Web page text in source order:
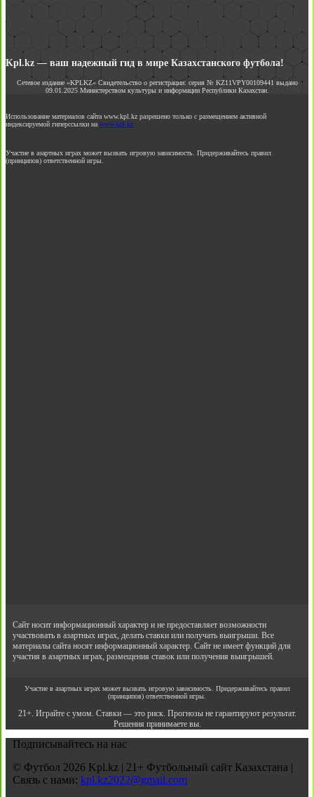
Kpl.kz — ваш надежный гид в мире Казахстанского футбола!
Сетевое издание «KPLKZ» Свидетельство о регистрации: серия № KZ11VPY00109441 выдано
09.01.2025 Министерством культуры и информации Республики Казахстан.
Использование материалов сайта www.kpl.kz разрешено только с размещением активной
индексируемой гиперссылки на www.kpl.kz
Участие в азартных играх может вызвать игровую зависимость. Придерживайтесь правил
(принципов) ответственной игры.
Сайт носит информационный характер и не предоставляет возможности
участвовать в азартных играх, делать ставки или получать выигрыши. Все
материалы сайта носят информационный характер. Сайт не имеет функций для
участия в азартных играх, размещения ставок или получения выигрышей.
Участие в азартных играх может вызвать игровую зависимость. Придерживайтесь правил
(принципов) ответственной игры.
21+. Играйте с умом. Ставки — это риск. Прогнозы не гарантируют результат.
Решения принимаете вы.
Подписывайтесь на нас
© Футбол 2026 Kpl.kz | 21+ Футбольный сайт Казахстана |
Связь с нами: kpl.kz2022@gmail.com